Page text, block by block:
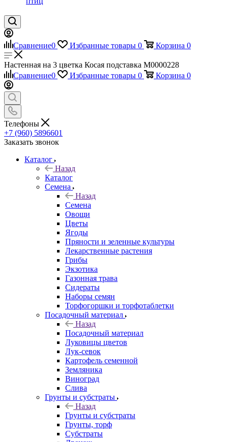
Сравнение0 Избранные товары 0 Корзина 0
Настенная на 3 цветка Косая подставка М0000228
Сравнение0 Избранные товары 0 Корзина 0
Телефоны
+7 (960) 5896601
Заказать звонок
Каталог
Назад
Каталог
Семена
Назад
Семена
Овощи
Цветы
Ягоды
Пряности и зеленные культуры
Лекарственные растения
Грибы
Экзотика
Газонная трава
Сидераты
Наборы семян
Торфогоршки и торфотаблетки
Посадочный материал
Назад
Посадочный материал
Луковицы цветов
Лук-севок
Картофель семенной
Земляника
Виноград
Слива
Грунты и субстраты
Назад
Грунты и субстраты
Грунты, торф
Субстраты